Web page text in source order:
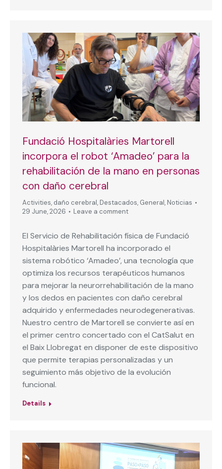
Fundació Hospitalàries Martorell
incorpora el robot ‘Amadeo’ para la
rehabilitación de la mano en personas
con daño cerebral
Activities, daño cerebral, Destacados, General, Noticias
29 June, 2026
Leave a comment
El Servicio de Rehabilitación física de Fundació
Hospitalàries Martorell ha incorporado el
sistema robótico ‘Amadeo’, una tecnología que
optimiza los recursos terapéuticos humanos
para mejorar la neurorrehabilitación de la mano
y los dedos en pacientes con daño cerebral
adquirido y enfermedades neurodegenerativas.
Nuestro centro de Martorell se convierte así en
el primer centro concertado con el CatSalut en
el Baix Llobregat en disponer de este dispositivo
que permite terapias personalizadas y un
seguimiento más objetivo de la evolución
funcional.
Details